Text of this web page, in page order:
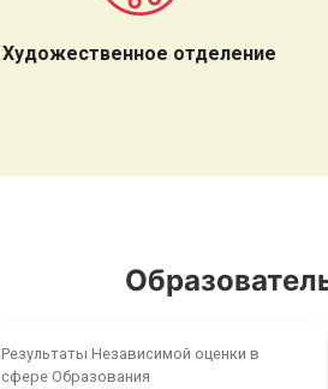
Художественное отделение
Результаты Независимой оценки в
сфере Образования